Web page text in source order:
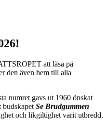
att läsa på
den även hem till alla
numret gavs ut 1960 önskat
budskapet Se Brudgummen
och likgiltighet varit utbredd.